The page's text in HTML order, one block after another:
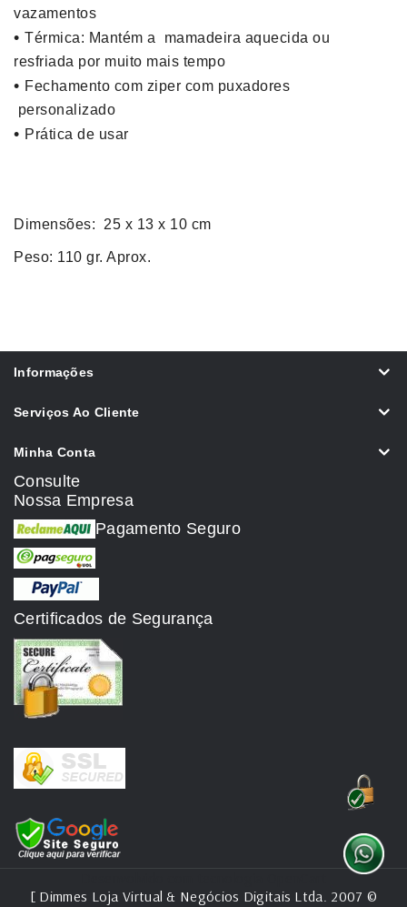
vazamentos
• Térmica: Mantém a mamadeira aquecida ou
resfriada por muito mais tempo
• Fechamento com ziper com puxadores
personalizado
• Prática de usar
Dimensões: 25 x 13 x 10 cm
Peso: 110 gr. Aprox.
Informações
Serviços Ao Cliente
Minha Conta
Consulte
Nossa Empresa
Pagamento Seguro
Certificados de Segurança
[ Dimmes Loja Virtual & Negócios Digitais Ltda. 2007 ©